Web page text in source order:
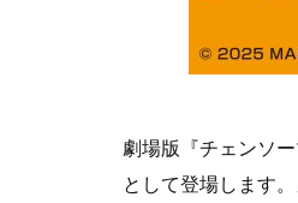
劇場版『チェンソ
として登場します